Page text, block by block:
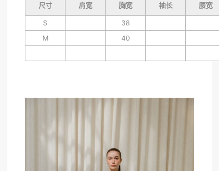
尺寸 肩宽 胸宽 袖长 腰宽
S
38
M
40